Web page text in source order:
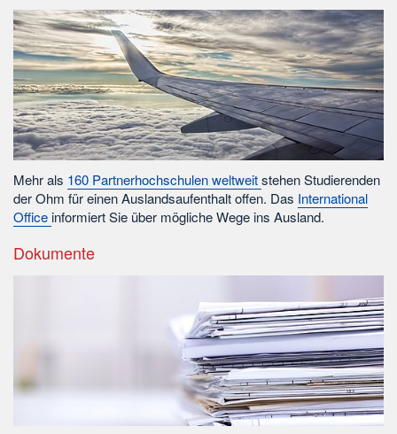
Mehr als 160 Partnerhochschulen weltweitstehen Studierenden
der Ohm für einen Auslandsaufenthalt offen. Das International
Officeinformiert Sie über mögliche Wege ins Ausland.
Dokumente